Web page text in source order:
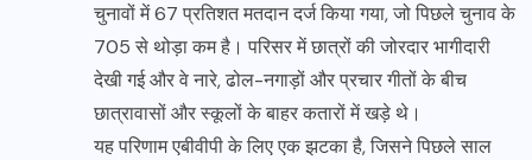
चुनावों में 67 प्रतिशत मतदान दर्ज किया गया, जो पिछले चुनाव के
705 से थोड़ा कम है। परिसर में छात्रों की जोरदार भागीदारी
देखी गई और वे नारे, ढोल-नगाड़ों और प्रचार गीतों के बीच
छात्रावासों और स्कूलों के बाहर कतारों में खड़े थे।
यह परिणाम एबीवीपी के लिए एक झटका है, जिसने पिछले साल